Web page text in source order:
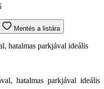
Mentés a listára
hatalmas parkjával ideális
hatalmas parkjával ideális